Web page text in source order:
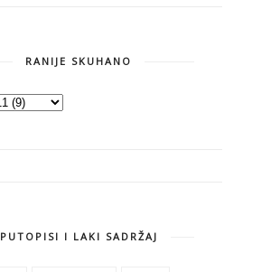
RANIJE SKUHANO
PUTOPISI I LAKI SADRŽAJ